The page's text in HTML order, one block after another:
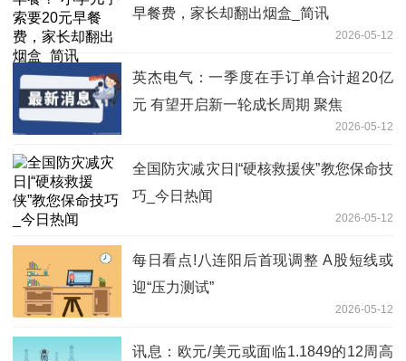
早餐费，家长却翻出烟盒_简讯
2026-05-12
英杰电气：一季度在手订单合计超20亿
元 有望开启新一轮成长周期 聚焦
2026-05-12
全国防灾减灾日|“硬核救援侠”教您保命技
巧_今日热闻
2026-05-12
每日看点!八连阳后首现调整 A股短线或
迎“压力测试”
2026-05-12
讯息：欧元/美元或面临1.1849的12周高